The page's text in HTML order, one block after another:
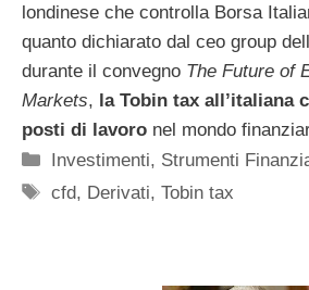
londinese che controlla Borsa
quanto dichiarato dal ceo group
durante il convegno The Future of
Markets, la Tobin tax all’italiana
posti di lavoro nel mondo
Categorie
Investimenti, Strumenti
Tag
cfd, Derivati,Tobin tax